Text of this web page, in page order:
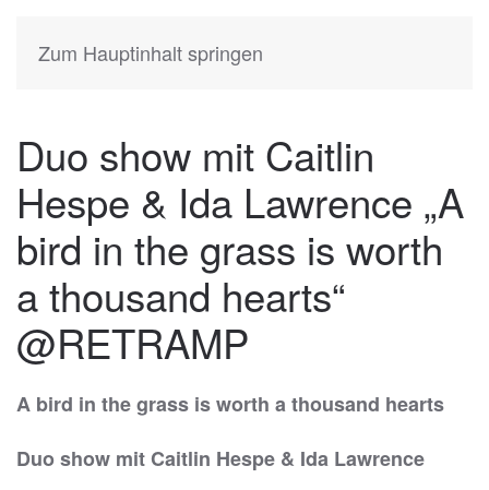
Zum Hauptinhalt springen
KATIA HERMANN
Duo show mit Caitlin
Hespe & Ida Lawrence „A
bird in the grass is worth
a thousand hearts“
@RETRAMP
A bird in the grass is worth a thousand hearts
Duo show mit Caitlin Hespe & Ida Lawrence